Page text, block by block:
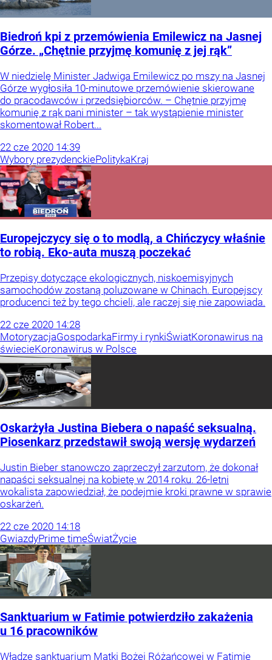
Biedroń kpi z przemówienia Emilewicz na Jasnej
Górze. „Chętnie przyjmę komunię z jej rąk”
W niedzielę Minister Jadwiga Emilewicz po mszy na Jasnej
Górze wygłosiła 10-minutowe przemówienie skierowane
do pracodawców i przedsiębiorców. – Chętnie przyjmę
komunię z rąk pani minister – tak wystąpienie minister
skomentował Robert...
22 cze 2020 14:39
Wybory prezydenckiePolitykaKraj
Europejczycy się o to modlą, a Chińczycy właśnie
to robią. Eko-auta muszą poczekać
Przepisy dotyczące ekologicznych, niskoemisyjnych
samochodów zostaną poluzowane w Chinach. Europejscy
producenci też by tego chcieli, ale raczej się nie zapowiada.
22 cze 2020 14:28
MotoryzacjaGospodarkaFirmy i rynkiŚwiatKoronawirus na
świecieKoronawirus w Polsce
Oskarżyła Justina Biebera o napaść seksualną.
Piosenkarz przedstawił swoją wersję wydarzeń
Justin Bieber stanowczo zaprzeczył zarzutom, że dokonał
napaści seksualnej na kobietę w 2014 roku. 26-letni
wokalista zapowiedział, że podejmie kroki prawne w sprawie
oskarżeń.
22 cze 2020 14:18
GwiazdyPrime timeŚwiatŻycie
Sanktuarium w Fatimie potwierdziło zakażenia
u 16 pracowników
Władze sanktuarium Matki Bożej Różańcowej w Fatimie